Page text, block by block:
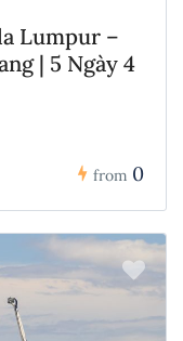
Lumpur –
| 5 Ngày 4
from 0